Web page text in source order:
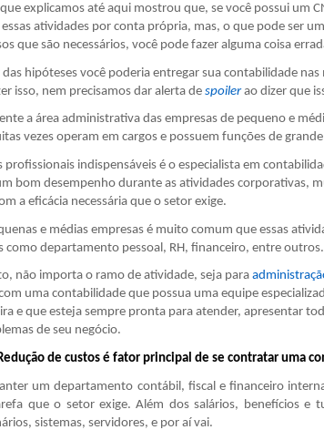
explicamos até aqui mostrou que, se você possui um
essas atividades por conta própria, mas, o que pode ser
que são necessários, você pode fazer alguma coisa
das hipóteses você poderia entregar sua contabilidade
isso, nem precisamos dar alerta de spoilerao dizer que
a área administrativa das empresas de pequeno e
vezes operam em cargos e possuem funções de
profissionais indispensáveis é o especialista em
bom desempenho durante as atividades corporativas,
a eficácia necessária que o setor exige.
e médias empresas é muito comum que essas
como departamento pessoal, RH, financeiro, entre outros.
não importa o ramo de atividade, seja para
uma contabilidade que possua uma equipe
e que esteja sempre pronta para atender, apresentar
de seu negócio.
de custos é fator principal de se contratar uma
um departamento contábil, fiscal e financeiro
que o setor exige. Além dos salários, benefícios
sistemas, servidores, e por aí vai.